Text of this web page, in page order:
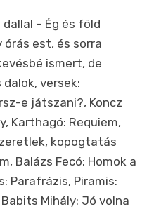
– Ég és föld
est, és sorra
ismert, de
versek:
e játszani?, Koncz
Karthagó: Requiem,
kopogtatás
Balázs Fecó: Homok a
Parafrázis, Piramis:
Mihály: Jó volna